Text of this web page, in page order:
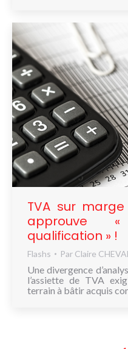
TVA sur
approuve
qualification » !
Flashs Par Claire
Une divergence
l’assiette de TVA
terrain à bâtir acquis